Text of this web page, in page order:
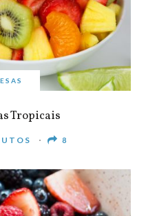
Tropicais
8